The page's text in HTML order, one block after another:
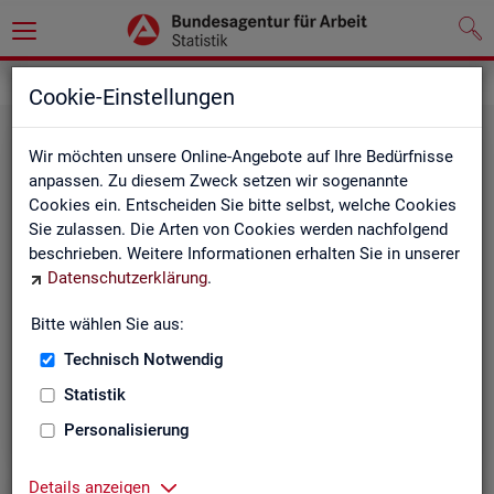
Cookie-Einstellungen
Wir möchten unsere Online-Angebote auf Ihre Bedürfnisse
anpassen. Zu diesem Zweck setzen wir sogenannte
Cookies ein. Entscheiden Sie bitte selbst, welche Cookies
Sie zulassen. Die Arten von Cookies werden nachfolgend
beschrieben. Weitere Informationen erhalten Sie in unserer
Datenschutzerklärung.
Bitte wählen Sie aus:
Technisch Notwendig
Statistik
Personalisierung
Details anzeigen
Re­gio­na­le Glie­de­run­gen
Landkreise) in den Statistiken der BA